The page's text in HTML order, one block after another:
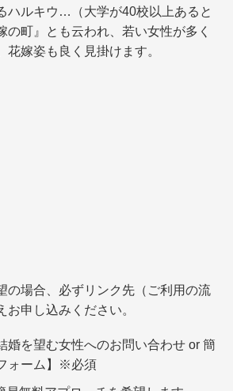
ハルキウ…（大学が40校以上あると
の町』とも云われ、若い女性が多く
花嫁姿も良く見掛けます。
の場合、必ずリンク先（ご利用の流
お申し込みください。
婚を望む女性へのお問い合わせ or 簡
ォーム】
※必須